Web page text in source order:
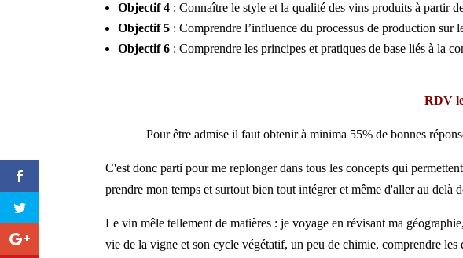
Objectif 4 : Connaître le style et la qualité des vins produits à partir
Objectif 5 : Comprendre l’influence du processus de production
Objectif 6 : Comprendre les principes et pratiques de base liés à la
RDV
Pour être admise il faut obtenir à minima 55% de bonnes
C'est donc parti pour me replonger dans tous les concepts qui
prendre mon temps et surtout bien tout intégrer et même d'aller au
Le vin mêle tellement de matières : je voyage en révisant ma
vie de la vigne et son cycle végétatif, un peu de chimie, comprendre